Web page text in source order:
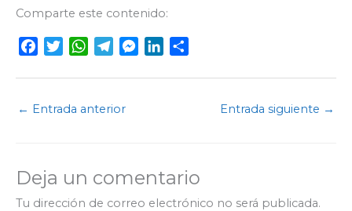
Comparte este contenido:
c
e
k
i
W
a
p
l
m
M
s
e
n
n
m
i
← Entrada anterior Entrada siguiente →
Deja un comentario
Tu dirección de correo electrónico no será publicada.